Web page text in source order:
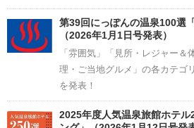
第39回にっぽんの温泉100選
（2026年1月1日号発表）
「雰囲気」「見所・レジャー＆
理・ご当地グルメ」の各カテゴ
を発表！
2025年度人気温泉旅館ホテ